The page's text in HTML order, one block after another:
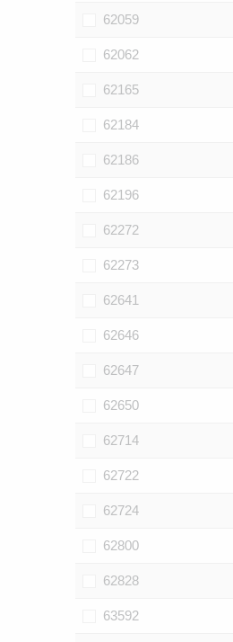
62059
62062
62165
62184
62186
62196
62272
62273
62641
62646
62647
62650
62714
62722
62724
62800
62828
63592